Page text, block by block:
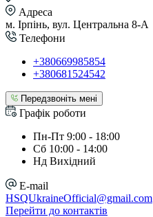
Адреса
м. Ірпінь, вул. Центральна 8-А
Телефони
+380669985854
+380681524542
Передзвоніть мені
Графік роботи
Пн-Пт 9:00 - 18:00
Сб 10:00 - 14:00
Нд Вихідний
E-mail
HSQUkraineOfficial@gmail.com
Перейти до контактів